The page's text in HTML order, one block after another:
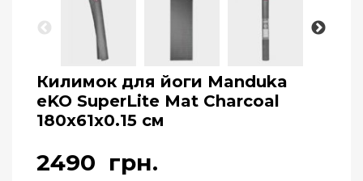
Килимок для йоги Manduka
eKO SuperLite Mat Charcoal
180x61x0.15 см
2490 грн.